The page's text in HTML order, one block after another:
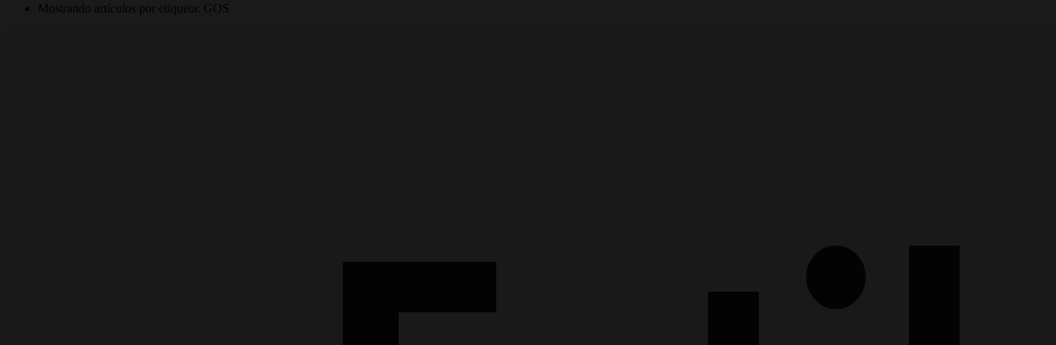
Mostrando artículos por etiqueta: GOS